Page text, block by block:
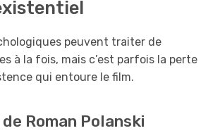
peuvent traiter de
à la fois, mais c’est parfois la perte
qui entoure le film.
de Roman Polanski